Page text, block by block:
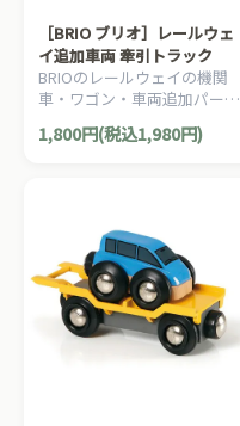
［BRIO ブリオ］レールウェ
イ追加車両 牽引トラック
BRIOのレールウェイの機関
車・ワゴン・車両追加パーツ
ットです。2ピース。
1,800円(税込1,980円)